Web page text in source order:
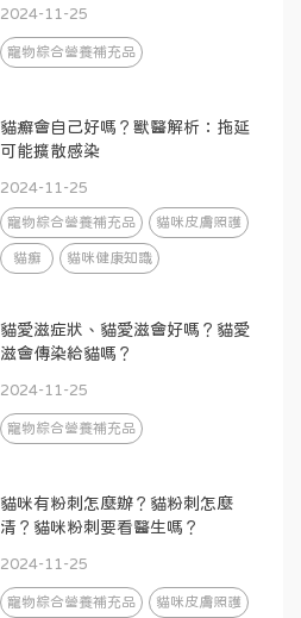
2024-11-25
寵物綜合營養補充品
貓癬會自己好嗎？獸醫解析：拖延
可能擴散感染
2024-11-25
寵物綜合營養補充品 貓咪皮膚照護
貓癬 貓咪健康知識
貓愛滋症狀、貓愛滋會好嗎？貓愛
滋會傳染給貓嗎？
2024-11-25
寵物綜合營養補充品
貓咪有粉刺怎麼辦？貓粉刺怎麼
清？貓咪粉刺要看醫生嗎？
2024-11-25
寵物綜合營養補充品 貓咪皮膚照護